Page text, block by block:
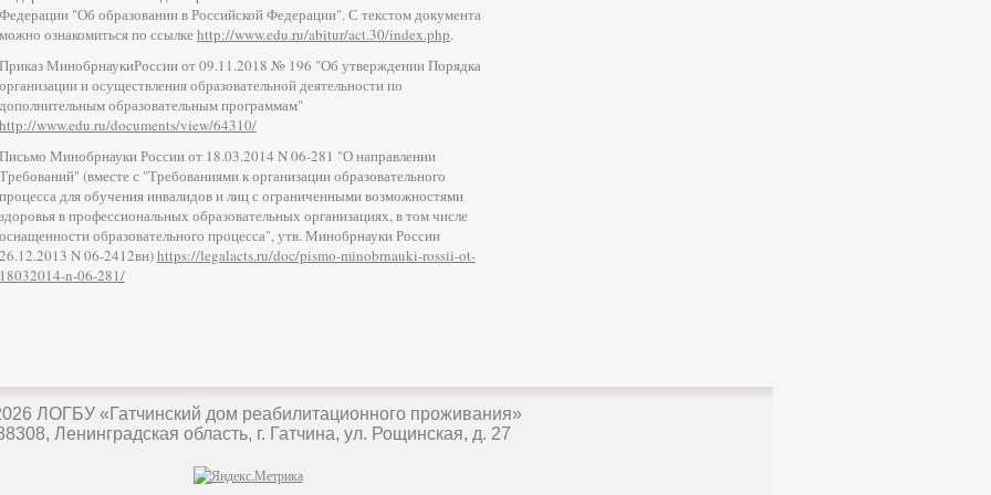
"Об образовании в Российской Федерации". С текстом документа
ознакомиться по ссылкеhttp://www.edu.ru/abitur/act.30/index.php.
МинобрнаукиРоссии от 09.11.2018 № 196 "Об утверждении Порядка
и осуществления образовательной деятельности по
образовательным программам"
www.edu.ru/documents/view/64310/
Минобрнауки России от 18.03.2014 N 06-281 "О направлении
(вместе с "Требованиями к организации образовательного
для обучения инвалидов и лиц с ограниченными возможностями
в профессиональных образовательных организациях, в том числе
образовательного процесса", утв. Минобрнауки России
N 06-2412вн)https://legalacts.ru/doc/pismo-minobrnauki-rossii-ot-
n-06-281/
ЛОГБУ «Гатчинский дом реабилитационного проживания»
Ленинградская область, г. Гатчина, ул. Рощинская, д. 27